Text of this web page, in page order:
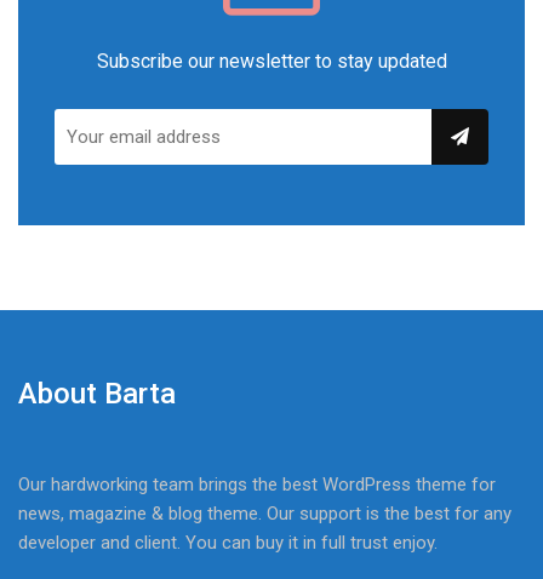
Subscribe our newsletter to stay updated
About Barta
Our hardworking team brings the best WordPress theme for
news, magazine & blog theme. Our support is the best for any
developer and client. You can buy it in full trust enjoy.